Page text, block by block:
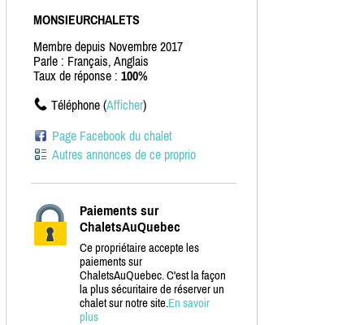
MONSIEURCHALETS
Membre depuis Novembre 2017
Parle : Français, Anglais
Taux de réponse : 100%
Téléphone (Afficher)
Page Facebook du chalet
Autres annonces de ce proprio
Paiements sur
ChaletsAuQuebec
Ce propriétaire accepte les
paiements sur
ChaletsAuQuebec. C'est la façon
la plus sécuritaire de réserver un
chalet sur notre site.En savoir
plus